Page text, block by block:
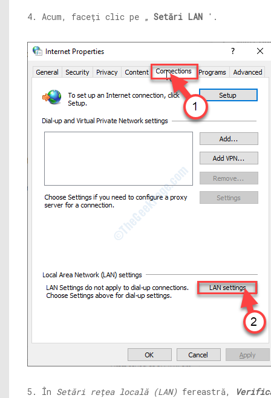
4. Acum, faceți clic pe „ Setări LAN '.
5. În Setări rețea locală (LAN) fereastră,